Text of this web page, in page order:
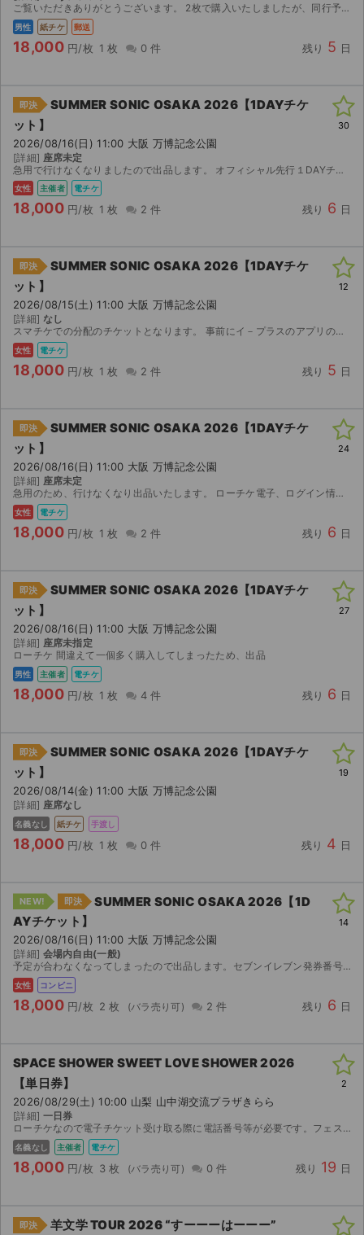
ご覧いただきありがとうございます。 2枚で購入いたしましたが、同行予定だった友人の都合が悪くなってしまったため、1枚分を出品いたします。 【チケットについて】 ・発券済みの紙チケットとなります。...
男性 紙チケ 郵送
18,000 円/枚 1 枚 0 件 残り 5 日
即決
SUMMER SONIC OSAKA 2026【1DAYチケ
ット】
2026/08/16(日) 11:00 大阪 万博記念公園
[詳細] 座席未定
急用で行けなくなりましたので出品します。 オフィシャル先行１DAYチケットです。 事前にイープラスのアプリのインストールをお願いいたします。ご購入の場合、イープラスのアプリに登録済みのメ...
女性 主催者 電チケ
18,000 円/枚 1 枚 2 件 残り 6 日
30
即決
SUMMER SONIC OSAKA 2026【1DAYチケ
ット】
2026/08/15(土) 11:00 大阪 万博記念公園
[詳細] なし
スマチケでの分配のチケットとなります。 事前にイ－プラスのアプリのインストールをお済ませください。 ご購入の場合にはイ－プラスのアプリに登録済みのメ－ルアドレス（複数枚ご購入の場合には複数人分...
女性 電チケ
18,000 円/枚 1 枚 2 件 残り 5 日
12
即決
SUMMER SONIC OSAKA 2026【1DAYチケ
ット】
2026/08/16(日) 11:00 大阪 万博記念公園
[詳細] 座席未定
急用のため、行けなくなり出品いたします。 ローチケ電子、ログイン情報でのお譲りとなります。 ご了承ください。
女性 電チケ
18,000 円/枚 1 枚 2 件 残り 6 日
24
即決
SUMMER SONIC OSAKA 2026【1DAYチケ
ット】
2026/08/16(日) 11:00 大阪 万博記念公園
[詳細] 座席未指定
ローチケ 間違えて一個多く購入してしまったため、出品
男性 主催者 電チケ
18,000 円/枚 1 枚 4 件 残り 6 日
27
即決
SUMMER SONIC OSAKA 2026【1DAYチケ
ット】
2026/08/14(金) 11:00 大阪 万博記念公園
[詳細] 座席なし
名義なし 紙チケ 手渡し
18,000 円/枚 1 枚 0 件 残り 4 日
19
NEW! 即決
SUMMER SONIC OSAKA 2026【1D
AYチケット】
2026/08/16(日) 11:00 大阪 万博記念公園
[詳細] 会場内自由(一般)
予定が合わなくなってしまったので出品します。セブンイレブン発券番号をお伝えしますので落札者様で発券ください。2枚ありますが、バラ対応可です。
女性 コンビニ
18,000 円/枚 2 枚 2 件 残り 6 日
14
SPACE SHOWER SWEET LOVE SHOWER 2026
【単日券】
2026/08/29(土) 10:00 山梨 山中湖交流プラザきらら
[詳細] 一日券
ローチケなので電子チケット受け取る際に電話番号等が必要です。フェス中止の際は返金します。
名義なし 主催者 電チケ
18,000 円/枚 3 枚 0 件 残り 19 日
2
即決 羊文学 TOUR 2026 “すーーーはーーー”